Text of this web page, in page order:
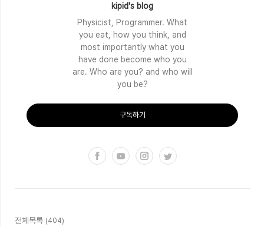
kipid's blog
Physicist, Programmer. What
you eat, how you think, and
most importantly what you
have done become who you
are. Who are you? and who will
you be?
구독하기
전체목록 (404)